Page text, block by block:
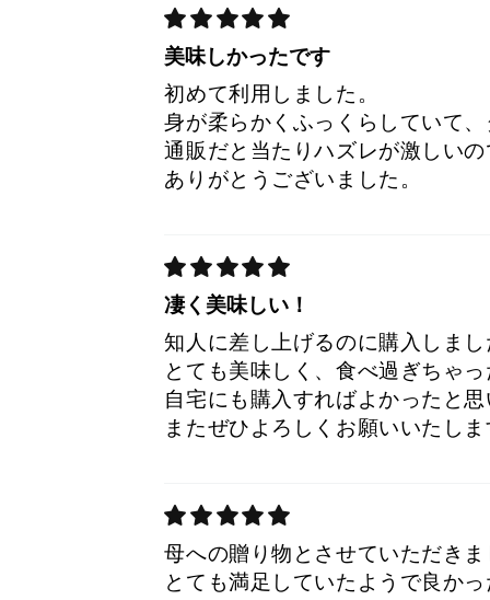
美味しかったです
初めて利用しました。
身が柔らかくふっくらしていて
通販だと当たりハズレが激しい
ありがとうございました。
凄く美味しい！
知人に差し上げるのに購入しまし
とても美味しく、食べ過ぎちゃ
自宅にも購入すればよかったと思
またぜひよろしくお願いいたしま
母への贈り物とさせていただきま
とても満足していたようで良かっ